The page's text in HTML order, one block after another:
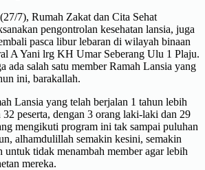
7), Rumah Zakat dan Cita Sehat
pengontrolan kesehatan lansia, juga
pasca libur lebaran di wilayah binaan
A Yani lrg KH Umar Seberang Ulu 1 Plaju.
ada salah satu member Ramah Lansia yang
ini, barakallah.
Lansia yang telah berjalan 1 tahun lebih
peserta, dengan 3 orang laki-laki dan 29
mengikuti program ini tak sampai puluhan
alhamdulillah semakin kesini, semakin
untuk tidak menambah member agar lebih
mereka.